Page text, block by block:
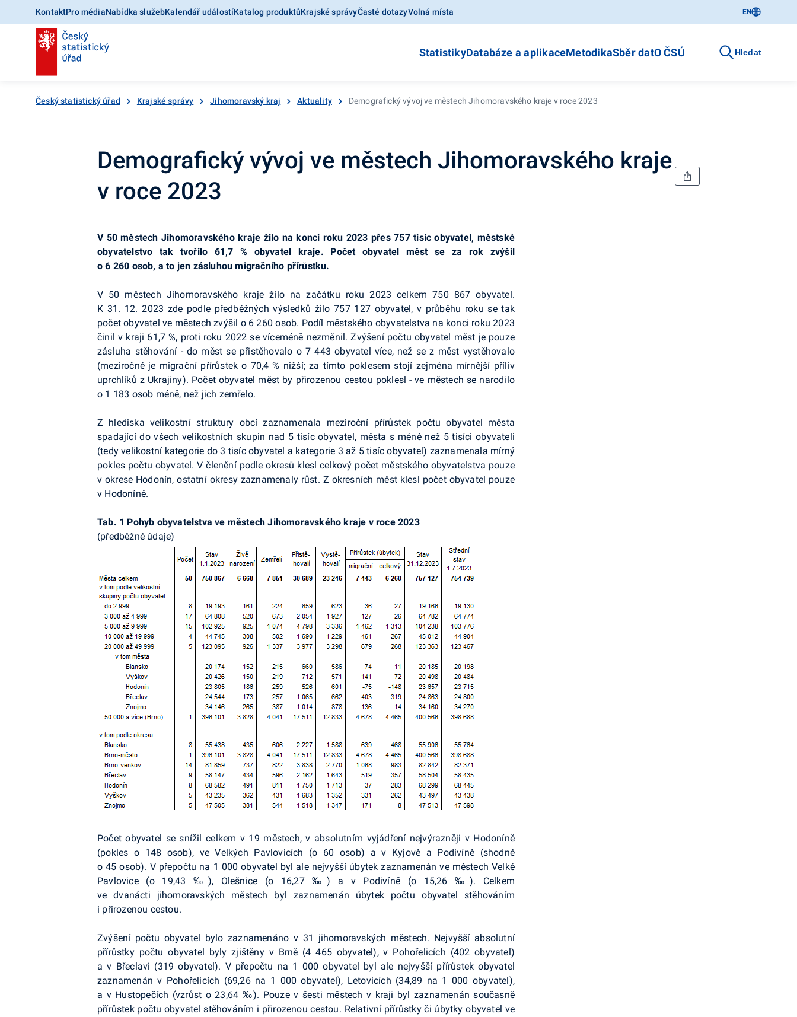
KontaktPro médiaNabídka služebKalendář událostíKatalog produktůKrajské správyČasté dotazyVolná místa EN
StatistikyDatabáze a aplikaceMetodikaSběr datO ČSÚ Hledat
Český statistický úřad Krajské správy Jihomoravský kraj Aktuality Demografický vývoj ve městech Jihomoravského kraje v roce 2023
Demografický vývoj ve městech Jihomoravského kraje
v roce 2023
V 50 městech Jihomoravského kraje žilo na konci roku 2023 přes 757 tisíc obyvatel, městské
obyvatelstvo tak tvořilo 61,7 % obyvatel kraje. Počet obyvatel měst se za rok zvýšil
o 6 260 osob, a to jen zásluhou migračního přírůstku.
V 50 městech Jihomoravského kraje žilo na začátku roku 2023 celkem 750 867 obyvatel.
K 31. 12. 2023 zde podle předběžných výsledků žilo 757 127 obyvatel, v průběhu roku se tak
počet obyvatel ve městech zvýšil o 6 260 osob. Podíl městského obyvatelstva na konci roku 2023
činil v kraji 61,7 %, proti roku 2022 se víceméně nezměnil. Zvýšení počtu obyvatel měst je pouze
zásluha stěhování - do měst se přistěhovalo o 7 443 obyvatel více, než se z měst vystěhovalo
(meziročně je migrační přírůstek o 70,4 % nižší; za tímto poklesem stojí zejména mírnější příliv
uprchlíků z Ukrajiny). Počet obyvatel měst by přirozenou cestou poklesl - ve městech se narodilo
o 1 183 osob méně, než jich zemřelo.
Z hlediska velikostní struktury obcí zaznamenala meziroční přírůstek počtu obyvatel města
spadající do všech velikostních skupin nad 5 tisíc obyvatel, města s méně než 5 tisíci obyvateli
(tedy velikostní kategorie do 3 tisíc obyvatel a kategorie 3 až 5 tisíc obyvatel) zaznamenala mírný
pokles počtu obyvatel. V členění podle okresů klesl celkový počet městského obyvatelstva pouze
v okrese Hodonín, ostatní okresy zaznamenaly růst. Z okresních měst klesl počet obyvatel pouze
v Hodoníně.
Tab. 1 Pohyb obyvatelstva ve městech Jihomoravského kraje v roce 2023
(předběžné údaje)
Počet obyvatel se snížil celkem v 19 městech, v absolutním vyjádření nejvýrazněji v Hodoníně
(pokles o 148 osob), ve Velkých Pavlovicích (o 60 osob) a v Kyjově a Podivíně (shodně
o 45 osob). V přepočtu na 1 000 obyvatel byl ale nejvyšší úbytek zaznamenán ve městech Velké
Pavlovice (o 19,43 ‰), Olešnice (o 16,27 ‰) a v Podivíně (o 15,26 ‰). Celkem
ve dvanácti jihomoravských městech byl zaznamenán úbytek počtu obyvatel stěhováním
i přirozenou cestou.
Zvýšení počtu obyvatel bylo zaznamenáno v 31 jihomoravských městech. Nejvyšší absolutní
přírůstky počtu obyvatel byly zjištěny v Brně (4 465 obyvatel), v Pohořelicích (402 obyvatel)
a v Břeclavi (319 obyvatel). V přepočtu na 1 000 obyvatel byl ale nejvyšší přírůstek obyvatel
zaznamenán v Pohořelicích (69,26 na 1 000 obyvatel), Letovicích (34,89 na 1 000 obyvatel),
a v Hustopečích (vzrůst o 23,64 ‰). Pouze v šesti městech v kraji byl zaznamenán současně
přírůstek počtu obyvatel stěhováním i přirozenou cestou. Relativní přírůstky či úbytky obyvatel ve